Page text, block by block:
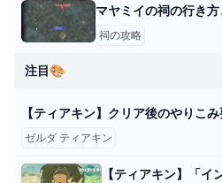
マヤミイの祠の行き
祠の攻略
注目🎨
ゼルダ ティアキン